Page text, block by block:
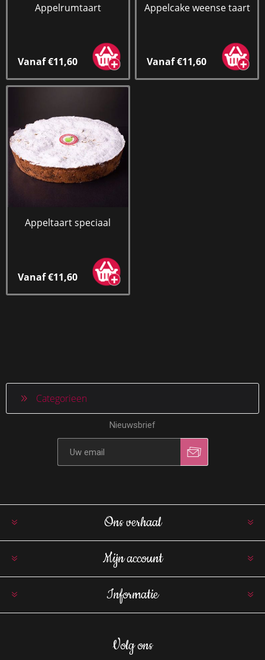
Appelrumtaart
Vanaf €11,60
Appelcake weense taart
Vanaf €11,60
Appeltaart speciaal
Vanaf €11,60
Categorieen
Nieuwsbrief
Ons verhaal
Mijn account
Informatie
Volg ons